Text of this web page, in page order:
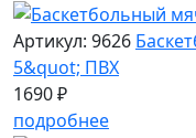
Артикул: 9626
5&quot; ПВХ
1690 ₽
подробнее